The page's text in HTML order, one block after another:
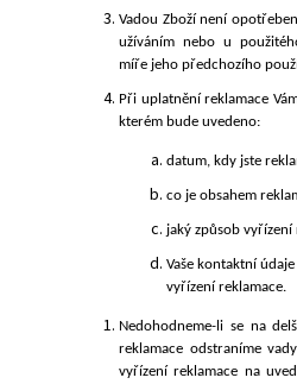
Vadou Zboží není
užíváním nebo u
míře jeho předchozího
Při uplatnění reklamace
kterém bude uvedeno:
datum, kdy jste
co je obsahem
jaký způsob
Vaše kontaktní
vyřízení reklamace.
Nedohodneme-li se na
reklamace odstraníme
vyřízení reklamace na